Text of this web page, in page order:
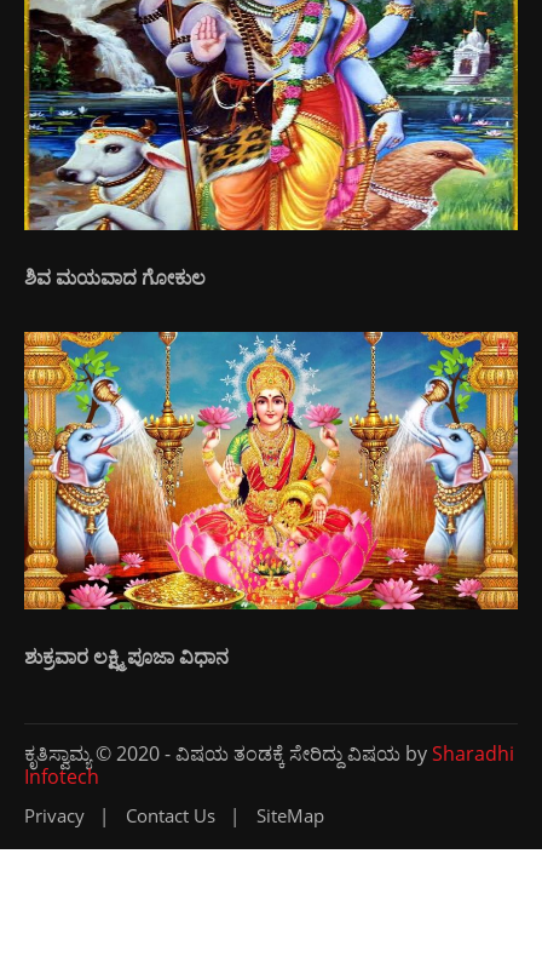
ಶಿವ ಮಯವಾದ ಗೋಕುಲ
ಶುಕ್ರವಾರ ಲಕ್ಷ್ಮಿ ಪೂಜಾ ವಿಧಾನ
ಕೃತಿಸ್ವಾಮ್ಯ © 2020 - ವಿಷಯ ತಂಡಕ್ಕೆ ಸೇರಿದ್ದು ವಿಷಯ bySharadhi
Infotech
Privacy Contact Us SiteMap